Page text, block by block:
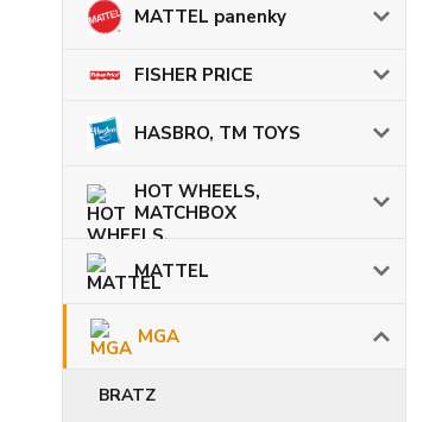
MATTEL panenky
FISHER PRICE
HASBRO, TM TOYS
HOT WHEELS,
MATCHBOX
MATTEL
MGA
BRATZ